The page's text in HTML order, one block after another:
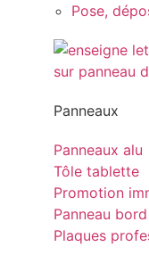
Pose,
Panneaux
Panneaux alu
Tôle tablette
Promotion
Panneau
Plaques